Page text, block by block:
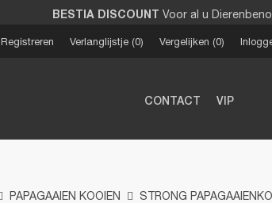
BESTIA DISCOUNT Voor al u
Registreren Verlanglijstje 0 Vergelijken 0
CONTACT VIP
PAPAGAAIEN KOOIEN STRONG